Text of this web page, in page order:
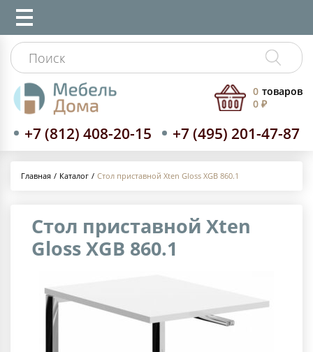
+7 (812) 408-20-15 +7 (495) 201-47-87
0 товаров
0 ₽
Главная Каталог Стол приставной Xten Gloss XGB 860.1
Стол приставной Xten
Gloss XGB 860.1